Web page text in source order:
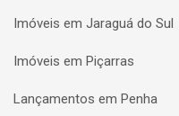
Imóveis em Jaraguá do Sul
Imóveis em Piçarras
Lançamentos em Penha